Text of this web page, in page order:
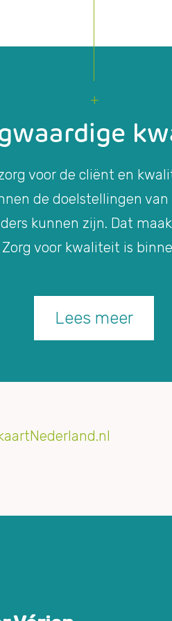
voor de cliënt en
de doelstellingen
kunnen zijn. Dat
voor kwaliteit is
Lees meer